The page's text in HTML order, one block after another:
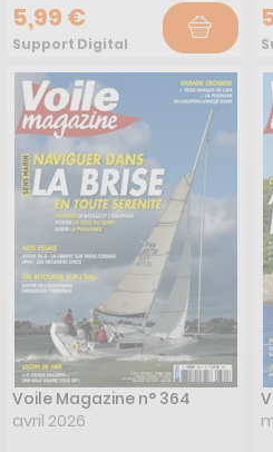
5,99 €
Support Digital
Voile Magazine n° 364
avril 2026